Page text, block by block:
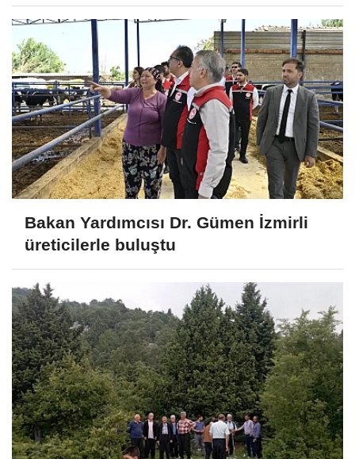
Bakan Yardımcısı Dr. Gümen İzmirli
üreticilerle buluştu